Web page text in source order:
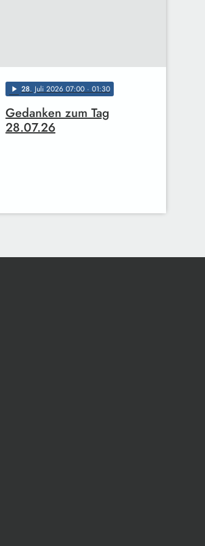
play_arrow 28. Juli 2026 07:00 · 01:30
Gedanken zum Tag
28.07.26